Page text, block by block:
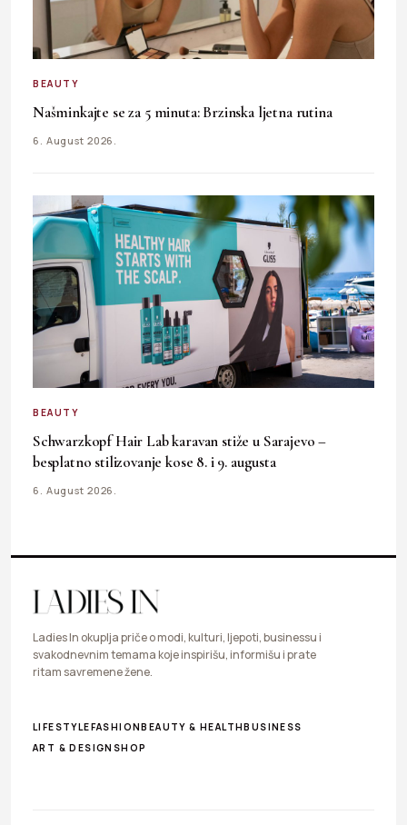
BEAUTY
Našminkajte se za 5 minuta: Brzinska ljetna rutina
6. August 2026.
BEAUTY
Schwarzkopf Hair Lab karavan stiže u Sarajevo –
besplatno stilizovanje kose 8. i 9. augusta
6. August 2026.
Ladies In okuplja priče o modi, kulturi, ljepoti, businessu i
svakodnevnim temama koje inspirišu, informišu i prate
ritam savremene žene.
LIFESTYLEFASHIONBEAUTY & HEALTHBUSINESS
ART & DESIGN SHOP